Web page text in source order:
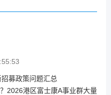
募政策问题汇总
2026港区富士康A事业群大量